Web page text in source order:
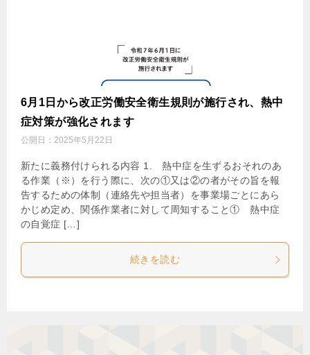
6月1日から改正労働安全衛生規則が施行され、熱中
症対策が強化されます
公開日： 2025年5月22日
新たに義務付けられる内容 1. 熱中症を生ずるおそれのあ
る作業（※）を行う際に、次の①又は②の者がその旨を報
告するための体制（連絡先や担当者）を事業場ごとにあら
かじめ定め、関係作業者に対して周知すること① 熱中症
の自覚症 […]
続きを読む